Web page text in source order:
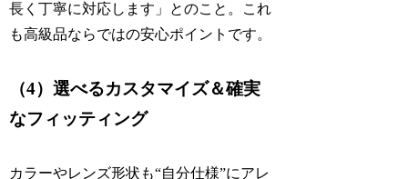
長く丁寧に対応します」とのこと。これ
も高級品ならではの安心ポイントです。
（4）選べるカスタマイズ＆確実
なフィッティング
カラーやレンズ形状も“自分仕様”にアレ